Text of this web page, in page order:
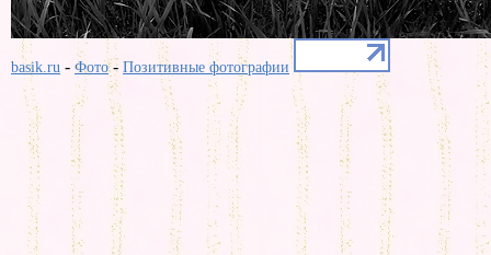
basik.ru - Фото- Позитивные фотографии